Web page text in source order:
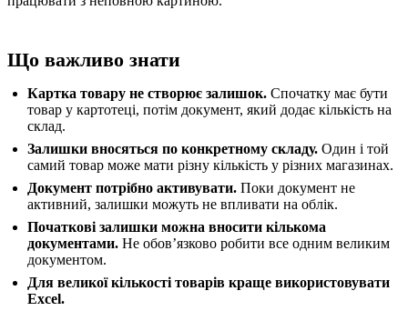
Що важливо знати
Картка товару не створює залишок.Спочатку має бути
товар у картотеці, потім документ, який додає кількість на
склад.
Залишки вносяться по конкретному складу.Один і той
самий товар може мати різну кількість у різних магазинах.
Документ потрібно активувати.Поки документ не
активний, залишки можуть не впливати на облік.
Початкові залишки можна вносити кількома
документами.Не обовʼязково робити все одним великим
документом.
Для великої кількості товарів краще використовувати
Excel.